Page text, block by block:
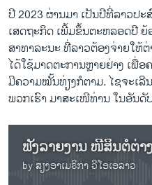
ພາສາຕ່າງໆ
ປີ 2023 ຜ່ານມາ ເປັນປີທີ່ລາວປ
ເສດຖະກິດ ເພີ້ມຂຶ້ນຕະຫລອດປີ
ສາທາລະນະ ທີ່ລາວຕ້ອງຈ່າຍໃຫ້
ໄດ້ໃຊ້ມາດຕະການຫຼາຍຢ່າງ ເພື່
ມີຄວາມໝັ້ນທ່ຽງກໍຕາມ. ໄຊ​ຈະ​ເລີ
ພວກເຮົາ ມາສະເໜີທ່ານ ໃນອັນດັ
by ສຽງອາເມຣິກາ ວີໂອເອລາວ
No media